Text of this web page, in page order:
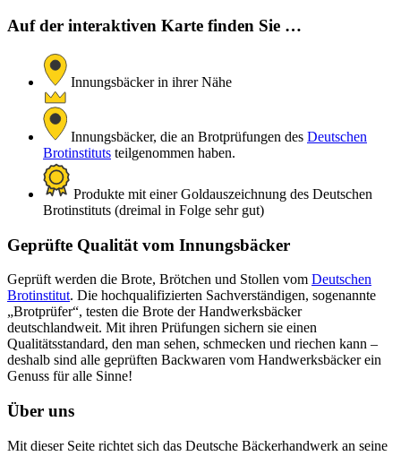
Auf der interaktiven Karte finden Sie …
Innungsbäcker in ihrer Nähe
Innungsbäcker, die an Brotprüfungen des Deutschen
Brotinstituts teilgenommen haben.
Produkte mit einer Goldauszeichnung des Deutschen
Brotinstituts (dreimal in Folge sehr gut)
Geprüfte Qualität vom Innungsbäcker
Geprüft werden die Brote, Brötchen und Stollen vom Deutschen
Brotinstitut. Die hochqualifizierten Sachverständigen, sogenannte
„Brotprüfer“, testen die Brote der Handwerksbäcker
deutschlandweit. Mit ihren Prüfungen sichern sie einen
Qualitätsstandard, den man sehen, schmecken und riechen kann –
deshalb sind alle geprüften Backwaren vom Handwerksbäcker ein
Genuss für alle Sinne!
Über uns
Mit dieser Seite richtet sich das Deutsche Bäckerhandwerk an seine